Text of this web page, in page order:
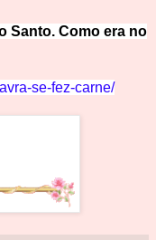
Santo. Como era no
se-fez-carne/